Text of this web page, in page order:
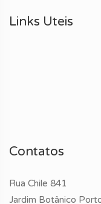
Links Uteis
Contatos
Rua Chile 841
Jardim Botânico